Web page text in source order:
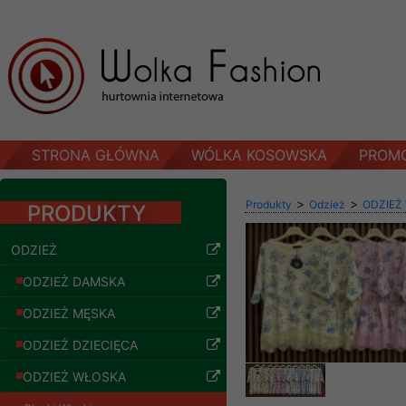
STRONA GŁÓWNA WÓLKA KOSOWSKA
PRODUKTY
ODZIEŻ
ODZIEŻ DAMSKA
ODZIEŻ MĘSKA
ODZIEŻ DZIECIĘCA
ODZIEŻ WŁOSKA
Produkty > Odzież > ODZIEŻ